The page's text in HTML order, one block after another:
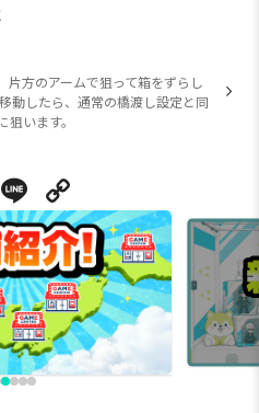
片方のアームで狙って箱をずらし
動したら、通常の橋渡し設定と同
います。
X Line